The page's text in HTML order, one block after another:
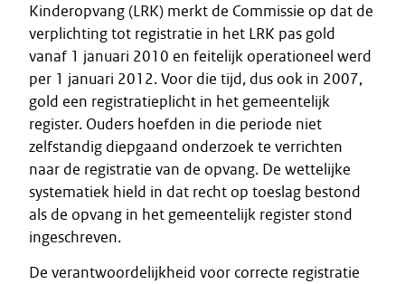
Kinderopvang (LRK) merkt de Commissie op dat de
verplichting tot registratie in het LRK pas gold
vanaf 1 januari 2010 en feitelijk operationeel werd
per 1 januari 2012. Voor die tijd, dus ook in 2007,
gold een registratieplicht in het gemeentelijk
register. Ouders hoefden in die periode niet
zelfstandig diepgaand onderzoek te verrichten
naar de registratie van de opvang. De wettelijke
systematiek hield in dat recht op toeslag bestond
als de opvang in het gemeentelijk register stond
ingeschreven.
De verantwoordelijkheid voor correcte registratie